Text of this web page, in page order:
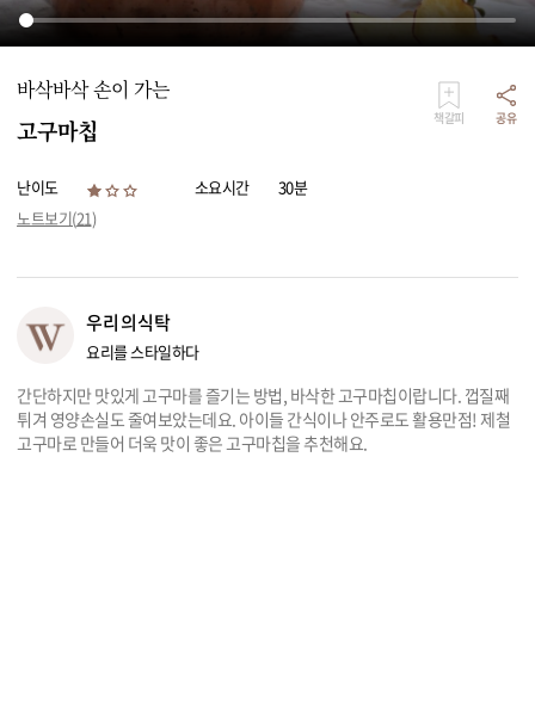
기획전
바삭바삭 손이 가는
고구마칩 책갈피 공유
난이도 소요시간
30분
노트보기(21)
우리의식탁
요리를 스타일하다
간단하지만 맛있게 고구마를 즐기는 방법, 바삭한 고구마칩이랍니다. 껍질째
튀겨 영양손실도 줄여보았는데요. 아이들 간식이나 안주로도 활용만점! 제철
고구마로 만들어 더욱 맛이 좋은 고구마칩을 추천해요.